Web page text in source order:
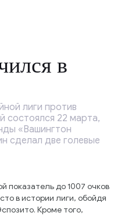
в
лиги против
состоялся 22 марта,
«Вашингтон
сделал две голевые
показатель до 1007 очков
в истории лиги, обойдя
Кроме того,